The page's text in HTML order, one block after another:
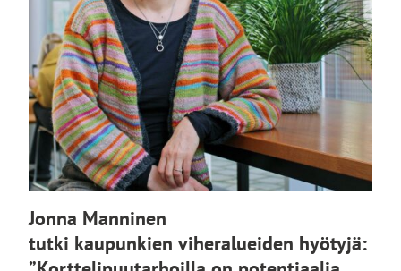
Jonna Manninen
tutki kaupunkien viheralueiden hyötyjä: